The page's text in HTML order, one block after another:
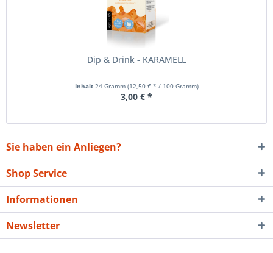
Dip & Drink - KARAMELL
Inhalt 24 Gramm (12,50 € * / 100 Gramm)
3,00 € *
Sie haben ein Anliegen?
Shop Service
Informationen
Newsletter